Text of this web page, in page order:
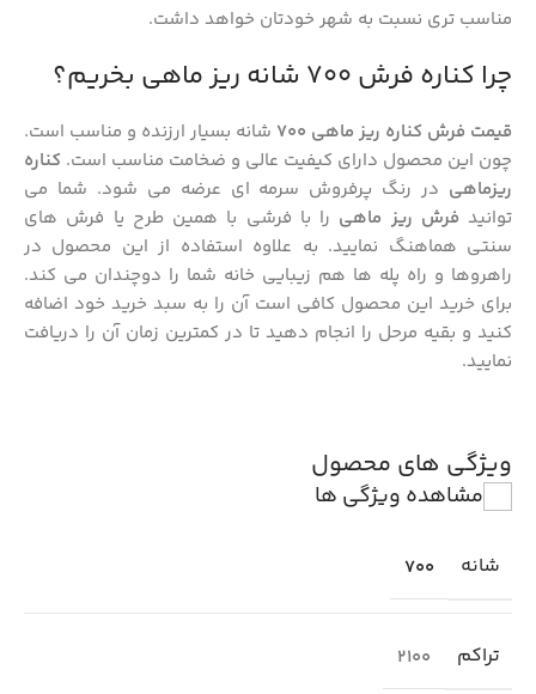
مناسب تری نسبت به شهر خودتان خواهد داشت.
چرا کناره فرش 700 شانه ریز ماهی بخریم؟
قیمت فرش کناره ریز ماهی 700
شانه بسیار ارزنده و مناسب است.
چون این محصول دارای کیفیت عالی و ضخامت مناسب است. کناره
ریزماهی در رنگ پرفروش سرمه ای عرضه می شود. شما می
توانید فرش ریز ماهی را با فرشی با همین طرح یا فرش های
سنتی هماهنگ نمایید. به علاوه استفاده از این محصول در
راهروها و راه پله ها هم زیبایی خانه شما را دوچندان می کند.
برای خرید این محصول کافی است آن را به سبد خرید خود اضافه
کنید و بقیه مرحل را انجام دهید تا در کمترین زمان آن را دریافت
نمایید.
ویژگی های محصول
مشاهده ویژگی ها
شانه 700
تراکم 2100